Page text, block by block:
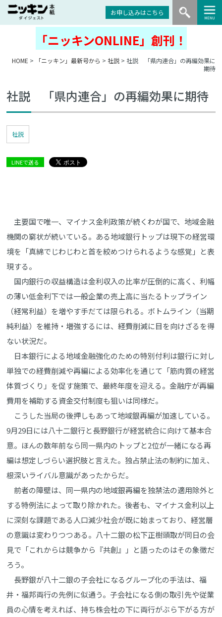
お申し込みはこちら
「ニッキンONLINE」創刊！
HOME > 「ニッキン」最新号から > 社説> 社説 「県内連合」の再編効果に
期待
社説 「県内連合」の再編効果に期待
社説
LINEで送る
主要国で唯一、マイナス金利政策が続くわが国で、地域金融
機関の窮状が続いている。ある地域銀行トップは現下の経営環
境を「真綿でじわじわと首を絞めつけられるような感覚」と表
現する。
国内銀行の収益構造は金利収入の比率が圧倒的に高く、利幅
の薄い低金利下では一般企業の売上高に当たるトップライン
（経常利益）を増やす手だては限られる。ボトムライン（当期
純利益）を維持・増強するには、経費削減に目を向けざるを得
ない状況だ。
日本銀行による地域金融強化のための特別付利は銀行に対し
単独での経費削減や再編による効率化を通じて「筋肉質の経営
体質づくり」を促す施策で、最終年度を迎える。金融庁が再編
費用を補助する資金交付制度も狙いは同様だ。
こうした当局の後押しもあって地域銀再編が加速している。
9月29日には八十二銀行と長野銀行が経営統合に向けて基本合
意。ほんの数年前なら同一県内のトップと2位が一緒になる再
編は想定しづらい選択肢と言えた。独占禁止法の制約に加え、
根深いライバル意識があったからだ。
前者の障壁は、同一県内の地域銀再編を独禁法の適用除外と
する特例法によって取り除かれた。後者も、マイナス金利以上
に深刻な課題である人口減少社会が既に始まっており、経営層
の意識は変わりつつある。八十二銀の松下正樹頭取が同日の会
見で「これからは競争から『共創』」と語ったのはその象徴だ
ろう。
長野銀が八十二銀の子会社になるグループ化の手法は、福
井・福邦両行の先例に似通う。子会社になる側の取引先や従業
員の心情を考えれば、持ち株会社の下に両行がぶら下がる方が